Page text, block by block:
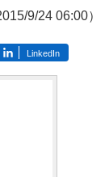
9/24 06:00）
LinkedIn